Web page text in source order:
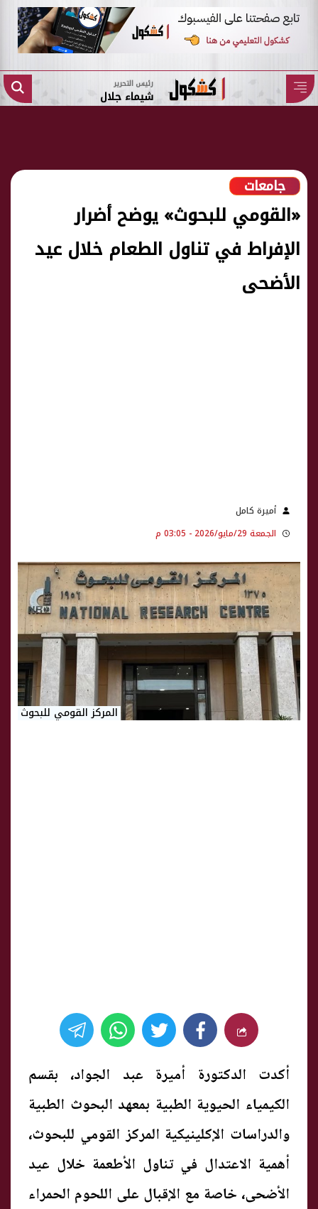
رئيس التحرير
شيماء جلال
جامعات
«القومي للبحوث» يوضح أضرار
الإفراط في تناول الطعام خلال عيد
الأضحى
أميرة كامل
الجمعة 29/مايو/2026 - 03:05 م
المركز القومي للبحوث
أكدت الدكتورة أميرة عبد الجواد، بقسم
الكيمياء الحيوية الطبية بمعهد البحوث الطبية
والدراسات الإكلينيكية المركز القومي للبحوث،
أهمية الاعتدال في تناول الأطعمة خلال عيد
الأضحى، خاصة مع الإقبال على اللحوم الحمراء